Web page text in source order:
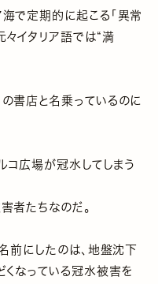
で定期的に起こる「異常
々イタリア語では“満
書店と名乗っているのに
コ広場が冠水してしまう
者たちなのだ。
前にしたのは、地盤沈下
くなっている冠水被害を